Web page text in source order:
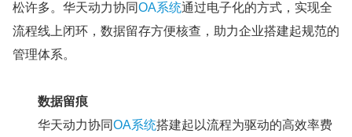
松许多。华天动力协同OA系统通过电子化的方式，实现全
流程线上闭环，数据留存方便核查，助力企业搭建起规范的
管理体系。
数据留痕
华天动力协同OA系统搭建起以流程为驱动的高效率费